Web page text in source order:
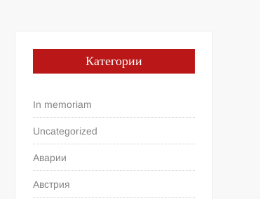
Категории
In memoriam
Uncategorized
Аварии
Австрия